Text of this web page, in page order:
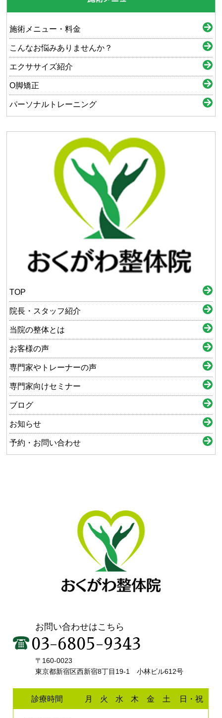
施術メニュー・料金
こんなお悩みありませんか？
エクササイズ紹介
O脚矯正
パーソナルトレーニング
TOP
院長・スタッフ紹介
当院の整体とは
お客様の声
専門家やトレーナーの声
専門家向けセミナー
ブログ
お知らせ
予約・お問い合わせ
お問い合わせはこちら
03-6805-9343
〒160-0023
東京都新宿区西新宿8丁目19-1 小林ビル612号
診療時間 月 火 水 木 金 土 日・祝